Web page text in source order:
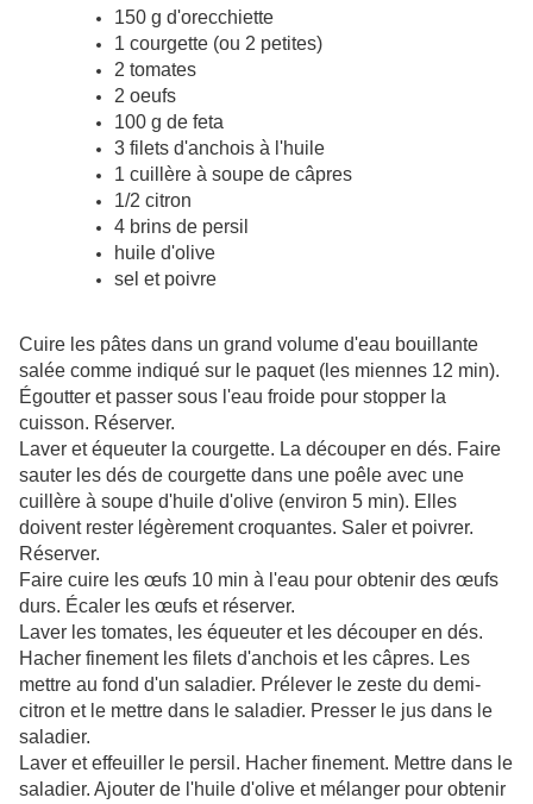
150 g d'orecchiette
1 courgette (ou 2 petites)
2 tomates
2 oeufs
100 g de feta
3 filets d'anchois à l'huile
1 cuillère à soupe de câpres
1/2 citron
4 brins de persil
huile d'olive
sel et poivre
Cuire les pâtes dans un grand volume d'eau bouillante
salée comme indiqué sur le paquet (les miennes 12 min).
Égoutter et passer sous l'eau froide pour stopper la
cuisson. Réserver.
Laver et équeuter la courgette. La découper en dés. Faire
sauter les dés de courgette dans une poêle avec une
cuillère à soupe d'huile d'olive (environ 5 min). Elles
doivent rester légèrement croquantes. Saler et poivrer.
Réserver.
Faire cuire les œufs 10 min à l'eau pour obtenir des œufs
durs. Écaler les œufs et réserver.
Laver les tomates, les équeuter et les découper en dés.
Hacher finement les filets d'anchois et les câpres. Les
mettre au fond d'un saladier. Prélever le zeste du demi-
citron et le mettre dans le saladier. Presser le jus dans le
saladier.
Laver et effeuiller le persil. Hacher finement. Mettre dans le
saladier. Ajouter de l'huile d'olive et mélanger pour obtenir